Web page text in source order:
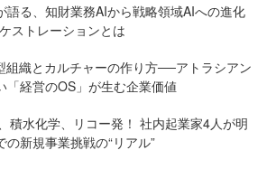
語る、知財業務AIから戦略領域AIへの進化
ストレーションとは
組織とカルチャーの作り方──アトラシアン
「経営のOS」が生む企業価値
積水化学、リコー発！ 社内起業家4人が明
の新規事業挑戦の“リアル”